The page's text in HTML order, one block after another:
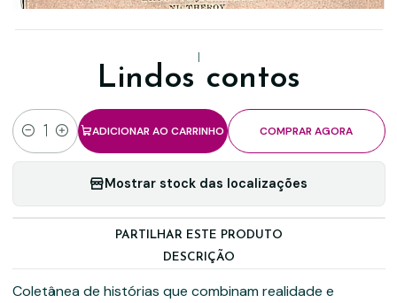
|
Lindos contos
Quantidade
ADICIONAR AO CARRINHO COMPRAR AGORA
Mostrar stock das localizações
PARTILHAR ESTE PRODUTO
DESCRIÇÃO
Coletânea de histórias que combinam realidade e